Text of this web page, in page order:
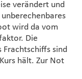
verändert und
wird da vom
Die
Frachtschiffs sind
hält. Zur Not